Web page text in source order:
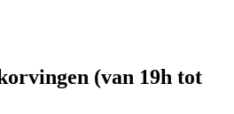
(van 19h tot